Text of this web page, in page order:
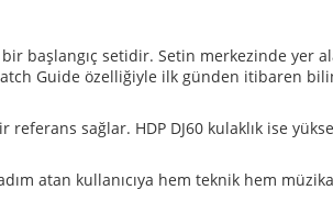
başlangıç setidir. Setin merkezinde yer
Guide özelliğiyle ilk günden itibaren
sağlar. HDP DJ60 kulaklık ise
atan kullanıcıya hem teknik hem